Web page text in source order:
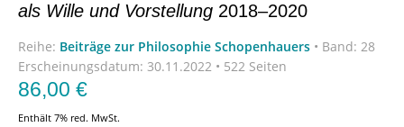
als Wille und Vorstellung 2018–2020
Reihe: Beiträge zur Philosophie Schopenhauers • Band: 28
Erscheinungsdatum: 30.11.2022 • 522 Seiten
86,00 €
Enthält 7% red. MwSt.